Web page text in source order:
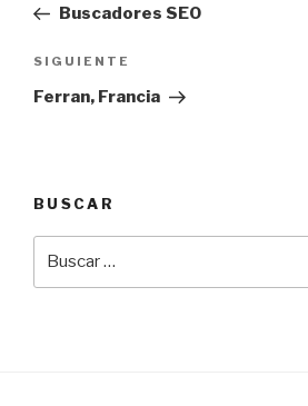
entradas
anterior:
Buscadores SEO
Siguiente
entrada
SIGUIENTE
Ferran, Francia
BUSCAR